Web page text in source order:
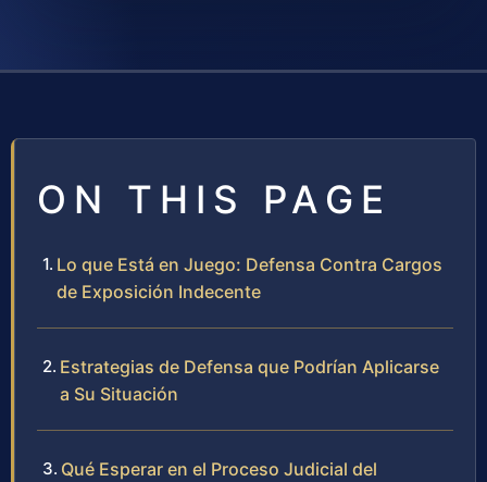
ON THIS PAGE
Lo que Está en Juego: Defensa Contra Cargos
de Exposición Indecente
Estrategias de Defensa que Podrían Aplicarse
a Su Situación
Qué Esperar en el Proceso Judicial del